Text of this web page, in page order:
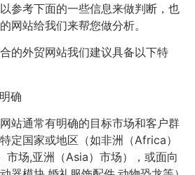
参考下面的一些信息来做判断，也
网站给我们来帮您做分析。
的外贸网站我们建议具备以下特
确
站通常有明确的目标市场和客户群
定国家或地区（如非洲（Africa）
市场,亚洲（Asia）市场），或面向